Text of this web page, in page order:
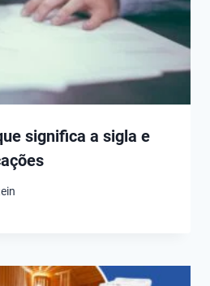
significa a sigla e